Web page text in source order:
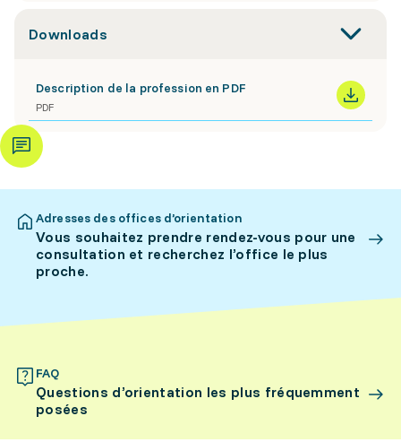
Downloads
Description de la profession en PDF
PDF
Adresses des offices d’orientation
Vous souhaitez prendre rendez-vous pour une
consultation et recherchez l’office le plus
proche.
FAQ
Questions d’orientation les plus fréquemment
posées